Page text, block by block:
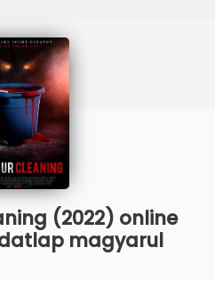
(2022) online
magyarul